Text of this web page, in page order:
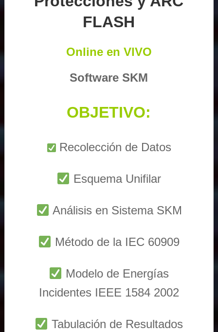
FLASH
Online en VIVO
Software SKM
OBJETIVO:
Recolección de Datos
Esquema Unifilar
Análisis en Sistema SKM
Método de la IEC 60909
Modelo de Energías
Incidentes IEEE 1584 2002
Tabulación de Resultados